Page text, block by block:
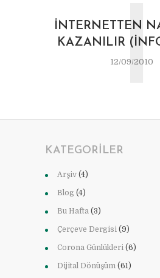
İNTERNETTEN
KAZANILIR
12/09/2010
İ
KATEGORILER
Arşiv (4)
Blog (4)
Bu Hafta (3)
Çerçeve Dergisi (9)
Corona Günlükleri (6)
Dijital Dönüşüm (61)